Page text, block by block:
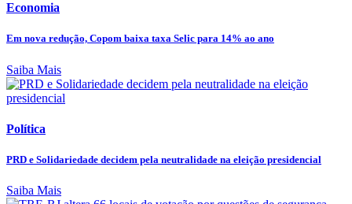
Economia
Em nova redução, Copom baixa taxa Selic para 14% ao ano
Saiba Mais
Política
PRD e Solidariedade decidem pela neutralidade na eleição presidencial
Saiba Mais